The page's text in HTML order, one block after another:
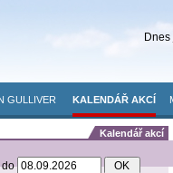
Dnes
GULLIVER KALENDÁŘ AKCÍ
Kalendář akcí
do